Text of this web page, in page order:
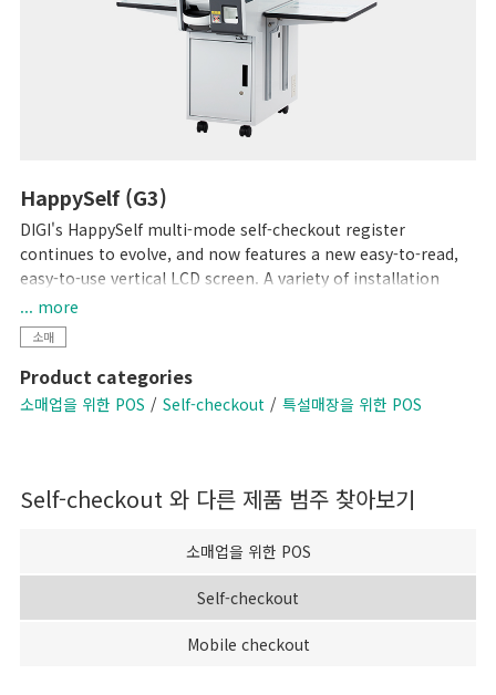
HappySelf (G3)
DIGI's HappySelf multi-mode self-checkout register
continues to evolve, and now features a new easy-to-read,
easy-to-use vertical LCD screen. A variety of installation
variations have been created to meet diverse store
requirements.
Self-checkout requires minimal staff without the need for
direct interaction with shoppers and cashless payment
means there is no handling of cash. So, this can contribute
changing between semi-self-checkout and full-self-checkout
... more
소매
Product categories
소매업을 위한 POS Self-checkout 특설매장을 위한 POS
Self-checkout 와 다른 제품 범주 찾아보기
소매업을 위한 POS
Self-checkout
Mobile checkout